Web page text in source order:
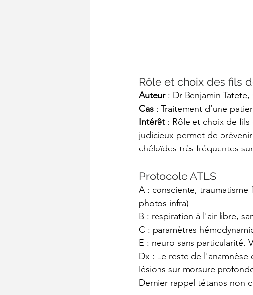
Rôle et choix des fils
Auteur : Dr Benjamin
Cas : Traitement d’une
Intérêt : Rôle et choix de fils
judicieux permet de
chéloïdes très fréquentes
Protocole ATLS
A : consciente, traumatisme
photos infra)
B : respiration à l'air libre,
C : paramètres
E : neuro sans particularité.
Dx : Le reste de
lésions sur morsure
Dernier rappel tétanos non